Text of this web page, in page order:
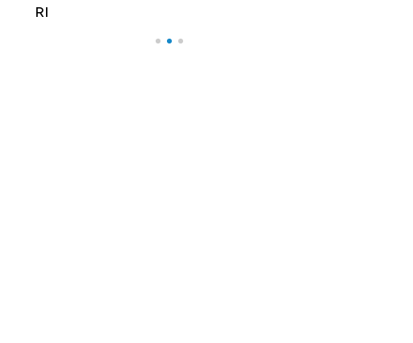
Ada Jawa!